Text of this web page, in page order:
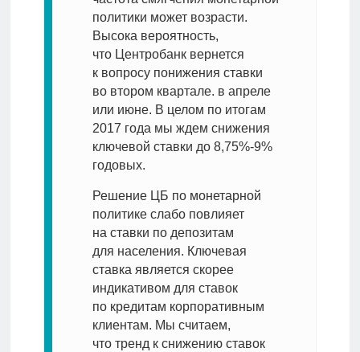
политики может возрасти.
Высока вероятность,
что Центробанк вернется
к вопросу понижения ставки
во втором квартале. в апреле
или июне. В целом по итогам
2017 года мы ждем снижения
ключевой ставки до 8,75%-9%
годовых.
Решение ЦБ по монетарной
политике слабо повлияет
на ставки по депозитам
для населения. Ключевая
ставка является скорее
индикативом для ставок
по кредитам корпоративным
клиентам. Мы считаем,
что тренд к снижению ставок